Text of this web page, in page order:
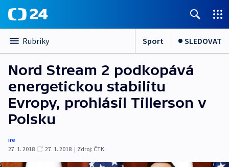
Rubriky Sport SLEDOVAT
Nord Stream 2 podkopává
energetickou stabilitu
Evropy, prohlásil Tillerson v
Polsku
ire
27. 1. 2018
27. 1. 2018 | Zdroj: ČTK